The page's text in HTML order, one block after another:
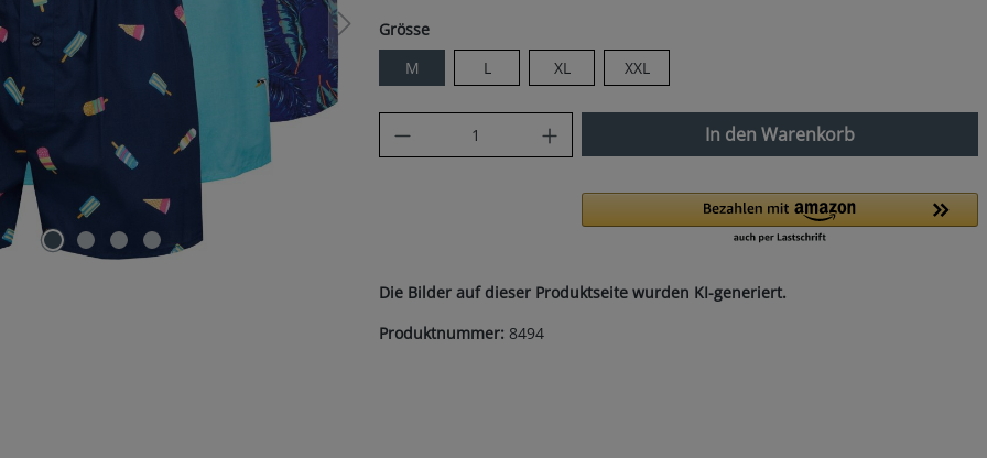
Grösseauswählen
M
L XL XXL
Produkt Anzahl: Gib den gewünschten Wert
In den Warenkorb
Die Bilder auf dieser Produktseite wurden KI-generiert.
Produktnummer: 8494